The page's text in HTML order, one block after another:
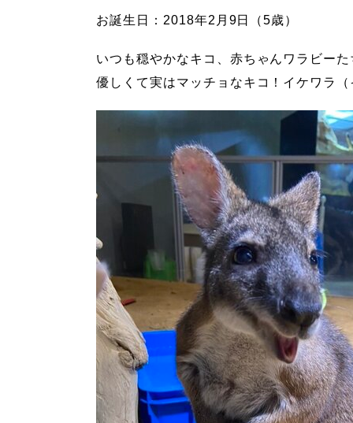
お誕生日： 2018年2月9日（5歳）
いつも穏やかなキコ、赤ちゃんワラビー
優しくて実はマッチョなキコ！イケワラ